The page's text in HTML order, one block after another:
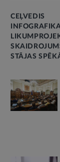
CEĻVEDIS
STĀJAS